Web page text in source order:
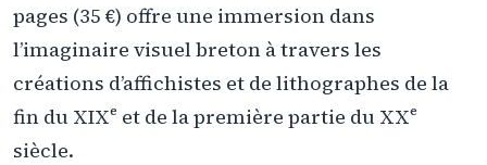
pages (35 €) offre une immersion dans
l’imaginaire visuel breton à travers les
créations d’affichistes et de lithographes de la
fin du XIXᵉ et de la première partie du XXᵉ
siècle.